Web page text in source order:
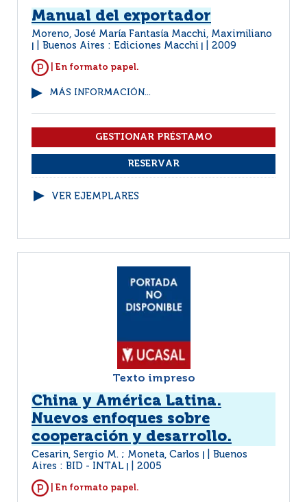
Manual del exportador
Moreno, José María Fantasía Macchi, Maximiliano
Buenos Aires : Ediciones Macchi 2009
| En formato papel.
MÁS INFORMACIÓN...
VER EJEMPLARES
Texto impreso
China y América Latina.
Nuevos enfoques sobre
cooperación y desarrollo.
Cesarin, Sergio M. ; Moneta, Carlos
Buenos
Aires : BID - INTAL
2005
| En formato papel.